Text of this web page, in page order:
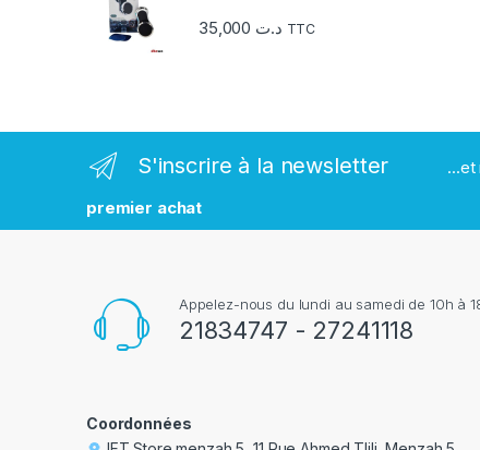
u
د.ت TTC
S'inscrire à la newsletter ...et
premier achat
Appelez-nous du lundi au samedi de 10h à
21834747 - 27241118
Coordonnées